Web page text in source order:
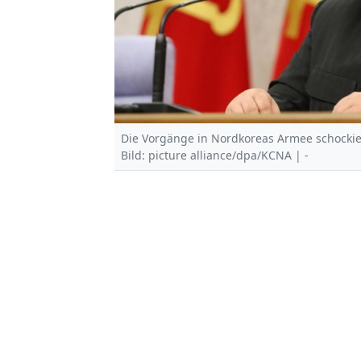
Die Vorgänge in Nordkoreas Armee
Bild: picture alliance/dpa/KCNA | -